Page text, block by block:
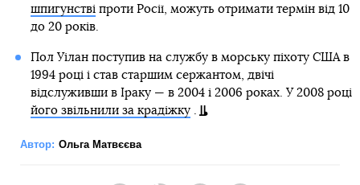
шпигунствіпроти Росії, можуть отримати термін від 10
до 20 років.
Пол Уілан поступив на службу в морську піхоту США в
1994 році і став старшим сержантом, двічі
відслуживши в Іраку — в 2004 і 2006 роках. У 2008 році
його звільнили за крадіжку.
Автор: Ольга Матвєєва